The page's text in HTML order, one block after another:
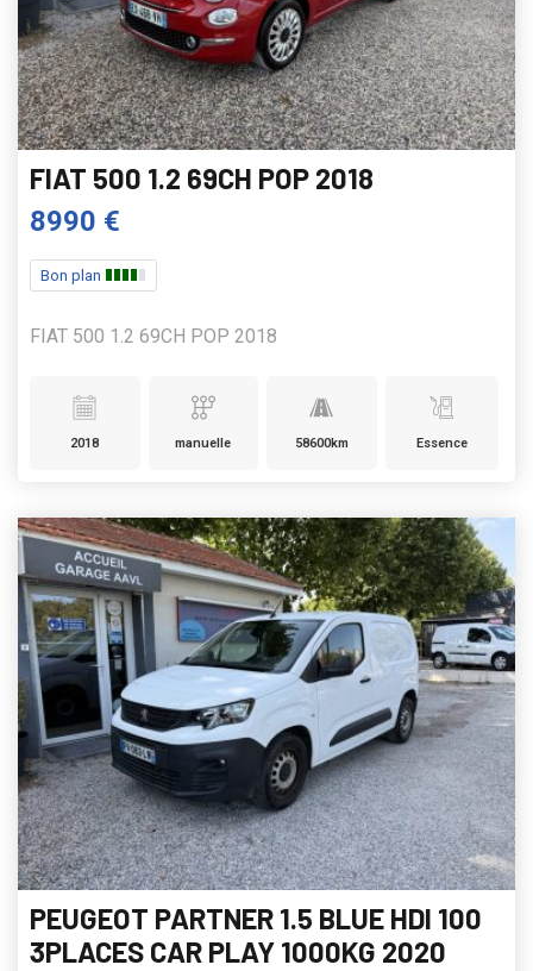
FIAT 500 1.2 69CH POP 2018
8990 €
Bon plan
FIAT 500 1.2 69CH POP 2018
2018 manuelle 58600km Essence
PEUGEOT PARTNER 1.5 BLUE HDI 100
3PLACES CAR PLAY 1000KG 2020